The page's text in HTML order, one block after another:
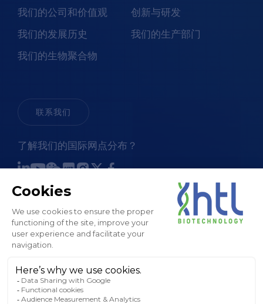
我们的公司和价值观
我们的发展历史
我们的生物聚合物
创新与研发
我们的生产部门
联系我们
了解我们的国际网点分布？
销售条款和条件
法律通知和 GTC
隐私政策
Cookies 政策